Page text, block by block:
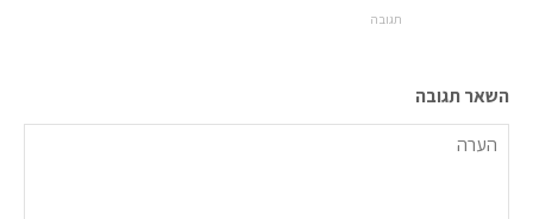
תגובה
השאר תגובה